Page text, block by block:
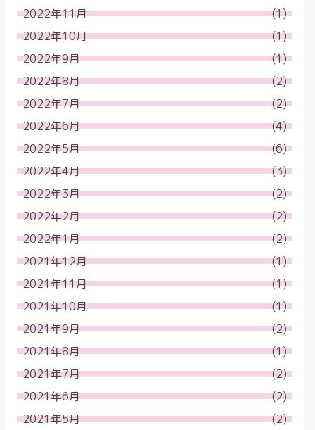
2022年11月
(1)
2022年10月
(1)
2022年9月
(1)
2022年8月
(2)
2022年7月
(2)
2022年6月
(4)
2022年5月
(6)
2022年4月
(3)
2022年3月
(2)
2022年2月
(2)
2022年1月
(2)
2021年12月
(1)
2021年11月
(1)
2021年10月
(1)
2021年9月
(2)
2021年8月
(1)
2021年7月
(2)
2021年6月
(2)
2021年5月
(2)